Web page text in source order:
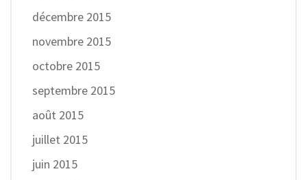
décembre 2015
novembre 2015
octobre 2015
septembre 2015
août 2015
juillet 2015
juin 2015